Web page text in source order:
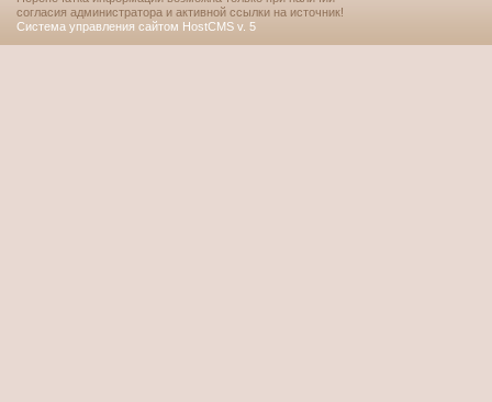
согласия администратора и активной ссылки на источник!
Система управления сайтом HostCMS v. 5